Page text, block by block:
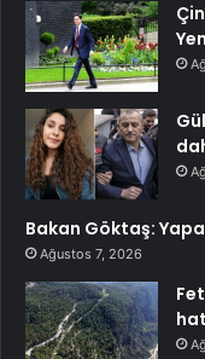
Bakan Göktaş:
Ağustos 7, 2026